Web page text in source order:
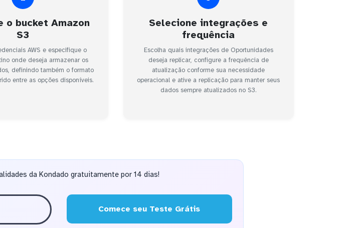
o bucket Amazon
S3
AWS e especifique o
onde deseja armazenar os
definindo também o formato
entre as opções disponíveis.
Selecione integrações e
frequência
Escolha quais integrações de Oportunidades
deseja replicar, configure a frequência de
atualização conforme sua necessidade
operacional e ative a replicação para manter seus
dados sempre atualizados no S3.
da Kondado gratuitamente por 14 dias!
Comece seu Teste Grátis